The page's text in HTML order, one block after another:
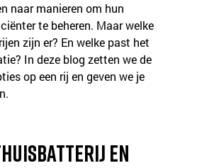
naar manieren om hun
te beheren. Maar welke
zijn er? En welke past het
In deze blog zetten we de
op een rij en geven we je
en